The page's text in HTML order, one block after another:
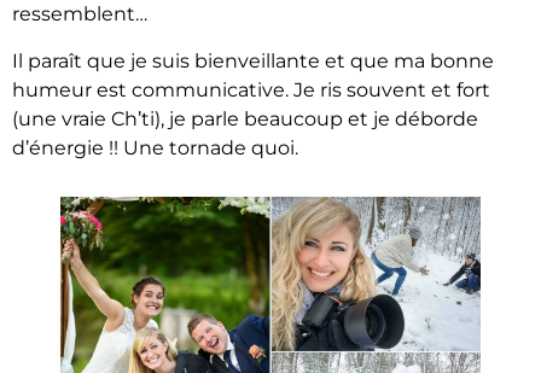
ressemblent…
Il paraît que je suis bienveillante et que ma bonne
humeur est communicative. Je ris souvent et fort
(une vraie Ch’ti), je parle beaucoup et je déborde
d’énergie !! Une tornade quoi.